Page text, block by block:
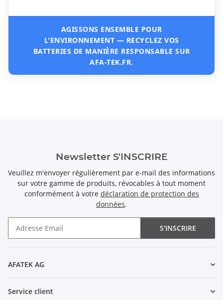
AGISSONS ENSEMBLE POUR
L'ENVIRONNEMENT — RECYCLEZ VOS
BATTERIES DE MANIÈRE RESPONSABLE SUR
AFA-TEK.FR.
Newsletter S'INSCRIRE
Veuillez m'envoyer régulièrement par e-mail des informations
sur votre gamme de produits, révocables à tout moment
conformément à votre déclaration de protection des
données.
S'INSCRIRE
AFATEK AG
Service client